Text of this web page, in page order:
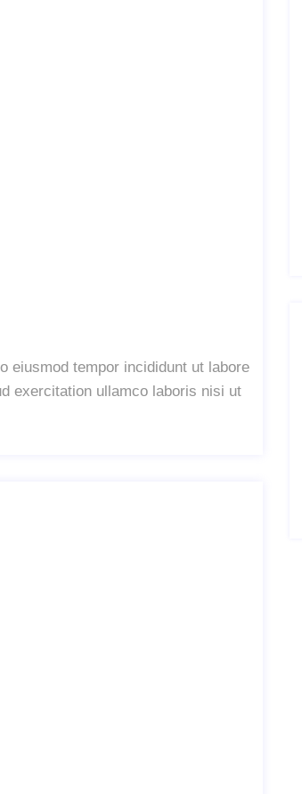
eiusmod tempor incididunt ut labore
exercitation ullamco laboris nisi ut